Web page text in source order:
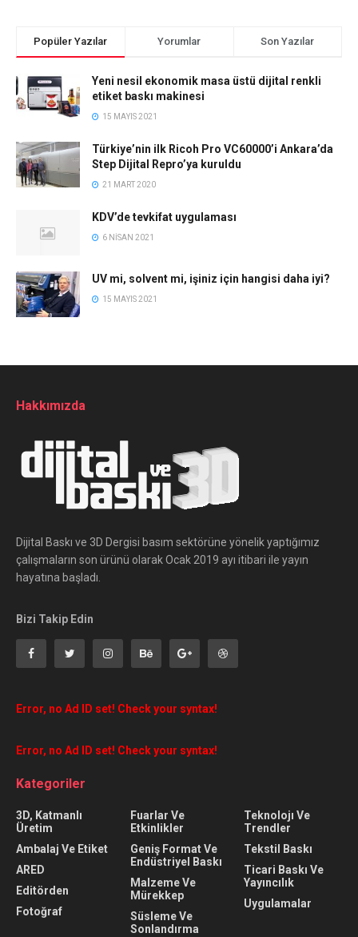
Popüler Yazılar Yorumlar Son Yazılar
Yeni nesil ekonomik masa üstü dijital renkli
etiket baskı makinesi
15 MAYIS 2021
Türkiye’nin ilk Ricoh Pro VC60000’i Ankara’da
Step Dijital Repro’ya kuruldu
21 MART 2020
KDV’de tevkifat uygulaması
6 NISAN 2021
UV mi, solvent mi, işiniz için hangisi daha iyi?
15 MAYIS 2021
Hakkımızda
Dijital Baskı ve 3D Dergisi basım sektörüne yönelik yaptığımız
çalışmaların son ürünü olarak Ocak 2019 ayı itibari ile yayın
hayatına başladı.
Bizi Takip Edin
Error, no Ad ID set! Check your syntax!
Error, no Ad ID set! Check your syntax!
Kategoriler
3D, Katmanlı
Üretim
Ambalaj Ve Etiket
ARED
Editörden
Fotoğraf
Fuarlar Ve
Etkinlikler
Geniş Format Ve
Endüstriyel Baskı
Malzeme Ve
Mürekkep
Süsleme Ve
Sonlandırma
Teknolojı Ve
Trendler
Tekstil Baskı
Ticari Baskı Ve
Yayıncılık
Uygulamalar